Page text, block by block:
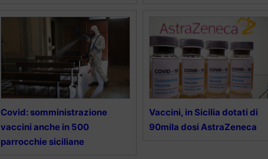
Covid: somministrazione
vaccini anche in 500
parrocchie siciliane
Vaccini, in Sicilia dotati di
90mila dosi AstraZeneca